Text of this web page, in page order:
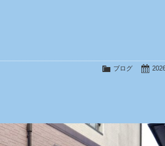
ブログ